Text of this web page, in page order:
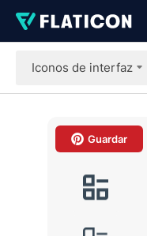
Iconos de interfaz
Guardar